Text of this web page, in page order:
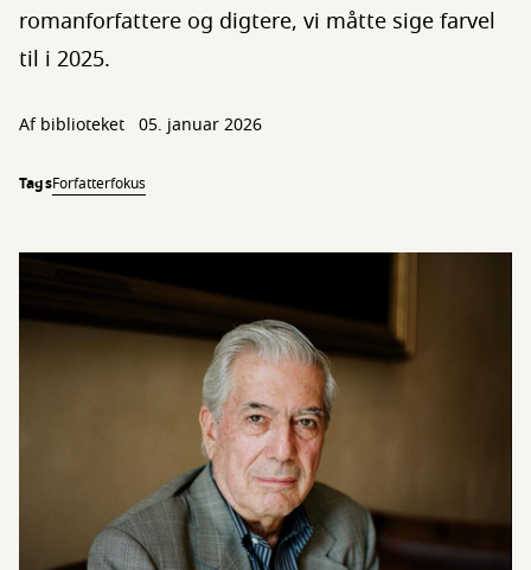
romanforfattere og digtere, vi måtte sige farvel
til i 2025.
Af biblioteket 05. januar 2026
TagsForfatterfokus